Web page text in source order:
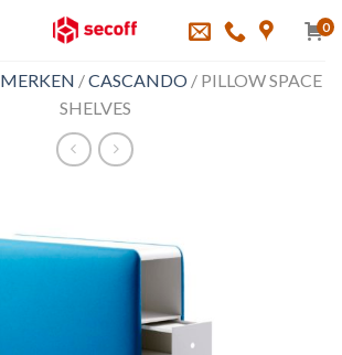
0
MERKEN /CASCANDO/ PILLOW SPACE
SHELVES